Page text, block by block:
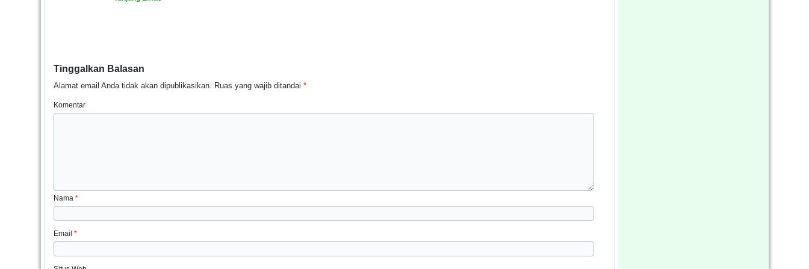
Tinggalkan Balasan
Alamat email Anda tidak akan dipublikasikan. Ruas yang wajib ditandai *
Komentar
Nama *
Email *